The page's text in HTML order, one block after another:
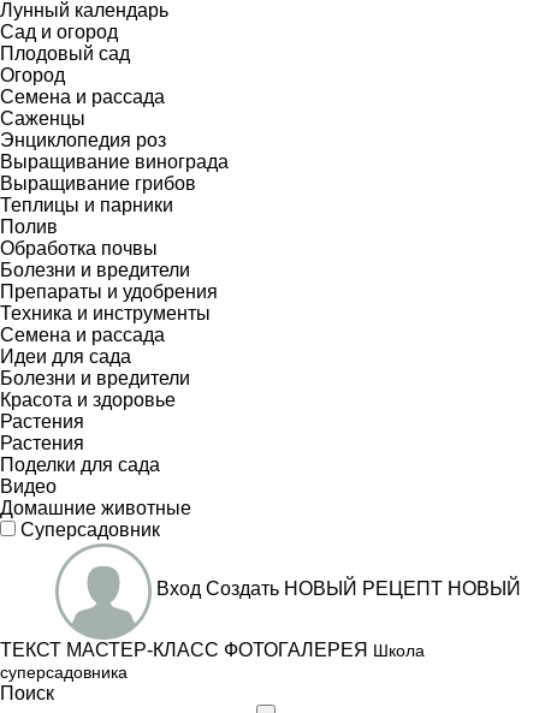
Лунный календарь
Сад и огород
Плодовый сад
Огород
Семена и рассада
Саженцы
Энциклопедия роз
Выращивание винограда
Выращивание грибов
Теплицы и парники
Полив
Обработка почвы
Болезни и вредители
Препараты и удобрения
Техника и инструменты
Семена и рассада
Идеи для сада
Болезни и вредители
Красота и здоровье
Растения
Растения
Поделки для сада
Видео
Домашние животные
Суперсадовник
Вход Создать НОВЫЙ РЕЦЕПТ НОВЫЙ
ТЕКСТ МАСТЕР-КЛАСС ФОТОГАЛЕРЕЯ Школа
суперсадовника
Поиск